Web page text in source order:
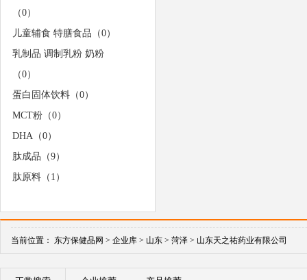
（0）
儿童辅食 特膳食品（0）
乳制品 调制乳粉 奶粉
（0）
蛋白固体饮料（0）
MCT粉（0）
DHA（0）
肽成品（9）
肽原料（1）
当前位置： 东方保健品网 > 企业库 > 山东 > 菏泽 > 山东天之祐药业有限公司